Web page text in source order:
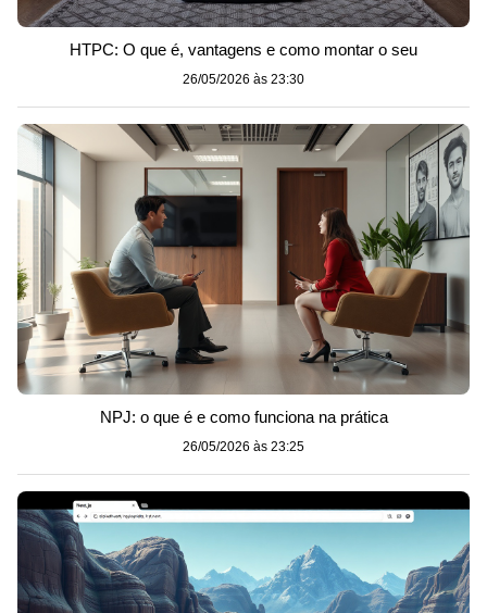
HTPC: O que é, vantagens e como montar o seu
26/05/2026 às 23:30
NPJ: o que é e como funciona na prática
26/05/2026 às 23:25